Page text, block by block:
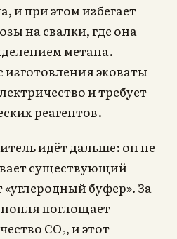
и при этом избегает
на свалки, где она
метана.
изготовления эковаты
и требует
реагентов.
идёт дальше: он не
существующий
«углеродный буфер». За
поглощает
CO₂, и этот